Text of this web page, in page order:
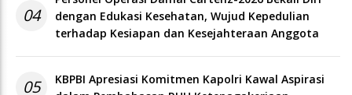
04
dengan Edukasi Kesehatan, Wujud Kepedulian
terhadap Kesiapan dan Kesejahteraan Anggota
05
KBPBI Apresiasi Komitmen Kapolri Kawal Aspirasi